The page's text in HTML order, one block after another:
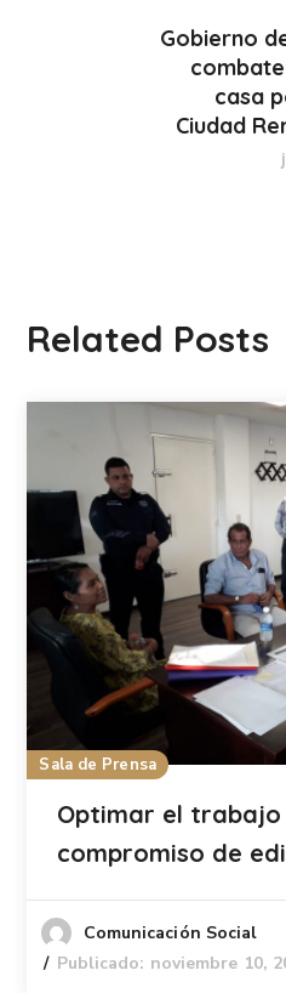
Gobierno
casa
Ciudad
Related Posts
Sala de Prensa
Optimar el trabajo
compromiso de
Comunicación Social
Publicado: noviembre 10,